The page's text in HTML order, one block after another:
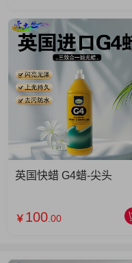
英国快蜡 G4蜡-尖头
￥ 100 .00